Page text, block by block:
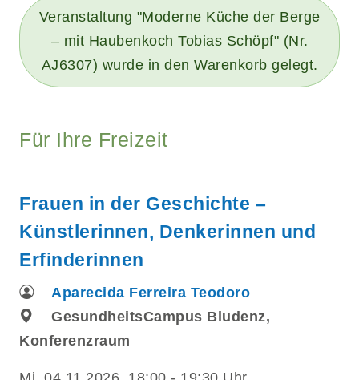
Veranstaltung "Moderne Küche der Berge
– mit Haubenkoch Tobias Schöpf" (Nr.
AJ6307) wurde in den Warenkorb gelegt.
Für Ihre Freizeit
Frauen in der Geschichte –
Künstlerinnen, Denkerinnen und
Erfinderinnen
Aparecida Ferreira Teodoro
GesundheitsCampus Bludenz,
Konferenzraum